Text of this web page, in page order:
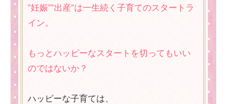
”妊娠””出産”は一生続く子育てのスタートラ
イン。
もっとハッピーなスタートを切ってもいい
のではないか？
ハッピーな子育ては、